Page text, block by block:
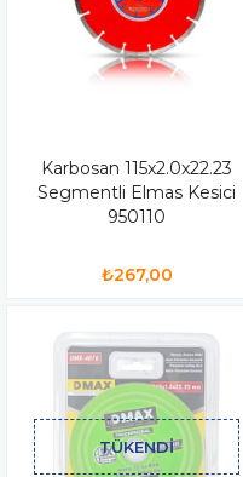
Karbosan 115x2.0x22.23
Segmentli Elmas Kesici
950110
₺267,00
TÜKENDI